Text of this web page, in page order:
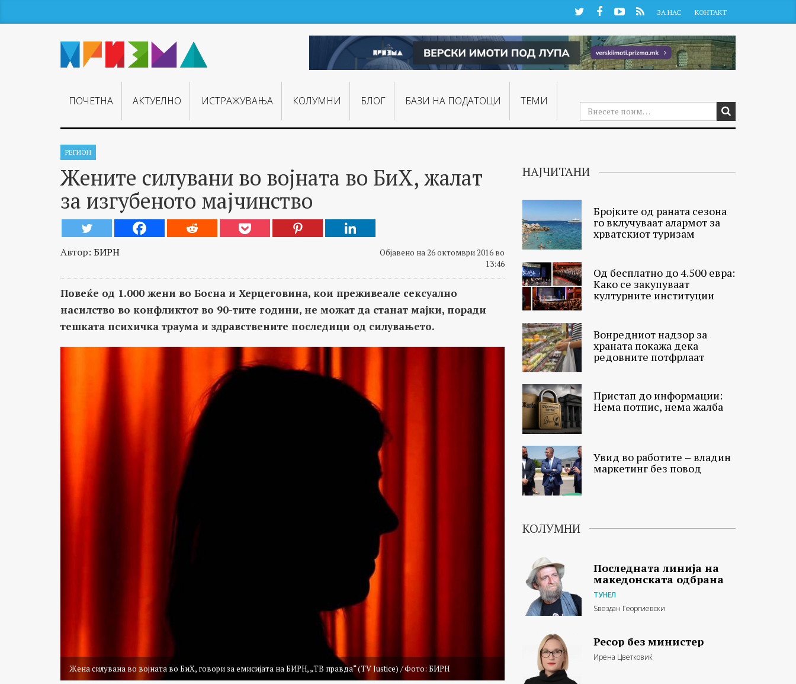
TwitterFacebookYouTube
RSS ЗА НАС КОНТАКТ
ПОЧЕТНА АКТУЕЛНО ИСТРАЖУВАЊA КОЛУМНИ БЛОГ БАЗИ НА ПОДАТОЦИ ТЕМИ
РЕГИОН
Жените силувани во војната во БиХ, жалат
за изгубеното мајчинство
Автор: БИРН
Објавено на 26 октомври 2016 во
13:46
Повеќе од 1.000 жени во Босна и Херцеговина, кои преживеале сексуално
насилство во конфликтот во 90-тите години, не можат да станат мајки, поради
тешката психичка траума и здравствените последици од силувањето.
Жена силувана во војната во БиХ, говори за емисијата на БИРН, „ТВ правда“ (TV Justice) / Фото: БИРН
НАЈЧИТАНИ
Бројките од раната сезона
го вклучуваат алармот за
хрватскиот туризам
Од бесплатно до 4.500 евра:
Како се закупуваат
културните институции
Вонредниот надзор за
храната покажа дека
редовните потфрлаат
Пристап до информации:
Нема потпис, нема жалба
Увид во работите – владин
маркетинг без повод
КОЛУМНИ
Последната линија на
македонската одбрана
ТУНЕЛ
Ѕвездан Георгиевски
Ресор без министер
Ирена Цветковиќ